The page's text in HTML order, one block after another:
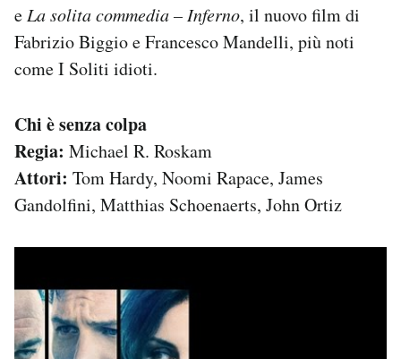
e La solita commedia – Inferno, il nuovo film di
Fabrizio Biggio e Francesco Mandelli, più noti
come I Soliti idioti.
Chi è senza colpa
Regia: Michael R. Roskam
Attori: Tom Hardy, Noomi Rapace, James
Gandolfini, Matthias Schoenaerts, John Ortiz